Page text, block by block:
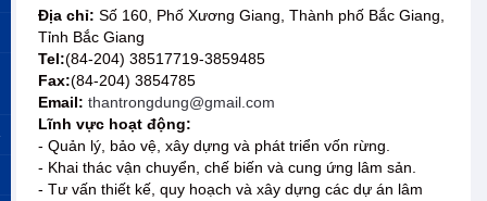
Địa chỉ: Số 160, Phố Xương Giang, Thành phố Bắc Giang,
Tỉnh Bắc Giang
Tel:(84-204) 38517719-3859485
Fax:(84-204) 3854785
Email: thantrongdung@gmail.com
Lĩnh vực hoạt động:
- Quản lý, bảo vệ, xây dựng và phát triển vốn rừng.
- Khai thác vận chuyển, chế biến và cung ứng lâm sản.
- Tư vấn thiết kế, quy hoạch và xây dựng các dự án lâm